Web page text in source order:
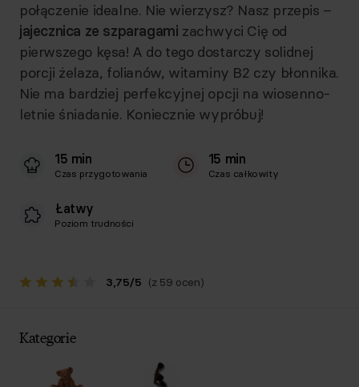
połączenie idealne. Nie wierzysz? Nasz przepis –
jajecznica ze szparagami zachwyci Cię od
pierwszego kęsa! A do tego dostarczy solidnej
porcji żelaza, folianów, witaminy B2 czy błonnika.
Nie ma bardziej perfekcyjnej opcji na wiosenno-
letnie śniadanie. Koniecznie wypróbuj!
15 min
Czas przygotowania
15 min
Czas całkowity
Łatwy
Poziom trudności
3,75/5 (z 59 ocen)
Kategorie